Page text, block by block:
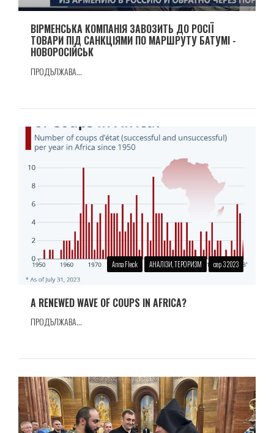
ВIРМЕНСЬКА КОМПАНIЯ ЗАВОЗИТЬ ДО РОСІЇ
ТОВАРИ ПIД САНКЦIЯМИ ПО МАРШРУТУ БАТУМI -
НОВОРОСIЙСЬК
ПРОДЪЛЖАВА...
Anna Fleck АНАЛІЗИ, ТЕРОРИЗМ сер 3 2023
A RENEWED WAVE OF COUPS IN AFRICA?
ПРОДЪЛЖАВА...